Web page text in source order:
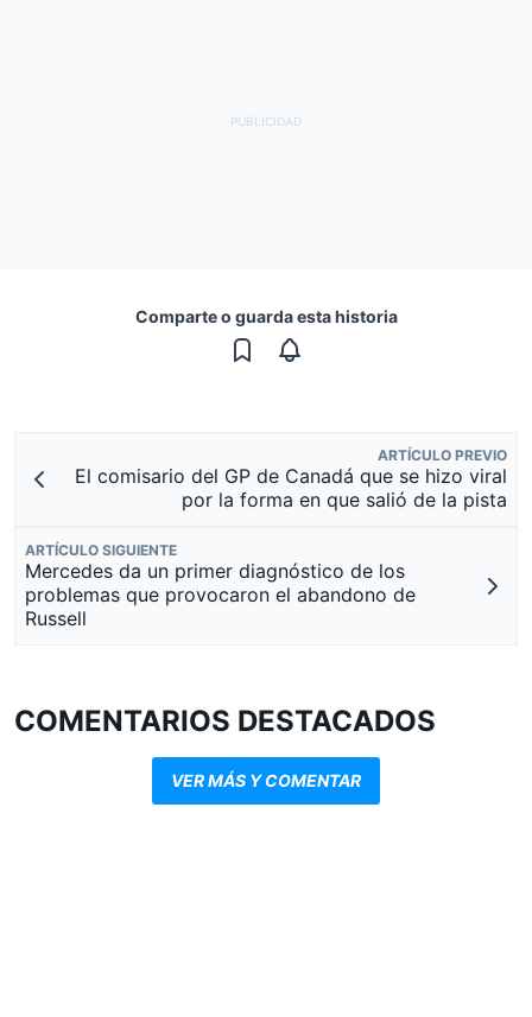
Comparte o guarda esta historia
ARTÍCULO PREVIO
El comisario del GP de Canadá que se hizo viral
por la forma en que salió de la pista
ARTÍCULO SIGUIENTE
Mercedes da un primer diagnóstico de los
problemas que provocaron el abandono de
Russell
COMENTARIOS DESTACADOS
VER MÁS Y COMENTAR